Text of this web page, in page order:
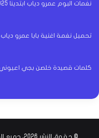
نغمات البوم عمرو دياب ابتدينا 2025
تحميل نغمة اغنية بابا عمرو دياب MP3
كلمات قصيدة خلصن بجي اعيوني